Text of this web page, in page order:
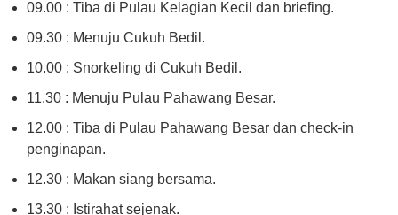
09.00 : Tiba di Pulau Kelagian Kecil dan briefing.
09.30 : Menuju Cukuh Bedil.
10.00 : Snorkeling di Cukuh Bedil.
11.30 : Menuju Pulau Pahawang Besar.
12.00 : Tiba di Pulau Pahawang Besar dan check-in
penginapan.
12.30 : Makan siang bersama.
13.30 : Istirahat sejenak.